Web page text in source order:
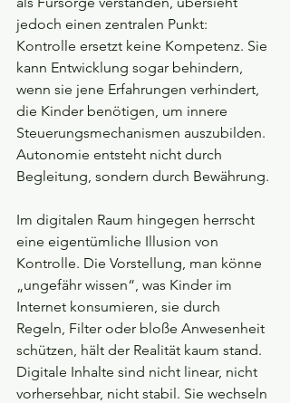
jedoch einen zentralen Punkt:
Kontrolle ersetzt keine Kompetenz. Sie
kann Entwicklung sogar behindern,
wenn sie jene Erfahrungen verhindert,
die Kinder benötigen, um innere
Steuerungsmechanismen auszubilden.
Autonomie entsteht nicht durch
Begleitung, sondern durch Bewährung.
Im digitalen Raum hingegen herrscht
eine eigentümliche Illusion von
Kontrolle. Die Vorstellung, man könne
„ungefähr wissen“, was Kinder im
Internet konsumieren, sie durch
Regeln, Filter oder bloße Anwesenheit
schützen, hält der Realität kaum stand.
Digitale Inhalte sind nicht linear, nicht
vorhersehbar, nicht stabil. Sie wechseln